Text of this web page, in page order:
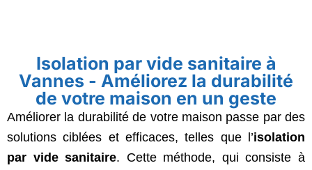
Isolation par vide sanitaire à
Vannes - Améliorez la durabilité
de votre maison en un geste
Améliorer la durabilité de votre maison passe par des
solutions ciblées et efficaces, telles que l’isolation
par vide sanitaire. Cette méthode, qui consiste à